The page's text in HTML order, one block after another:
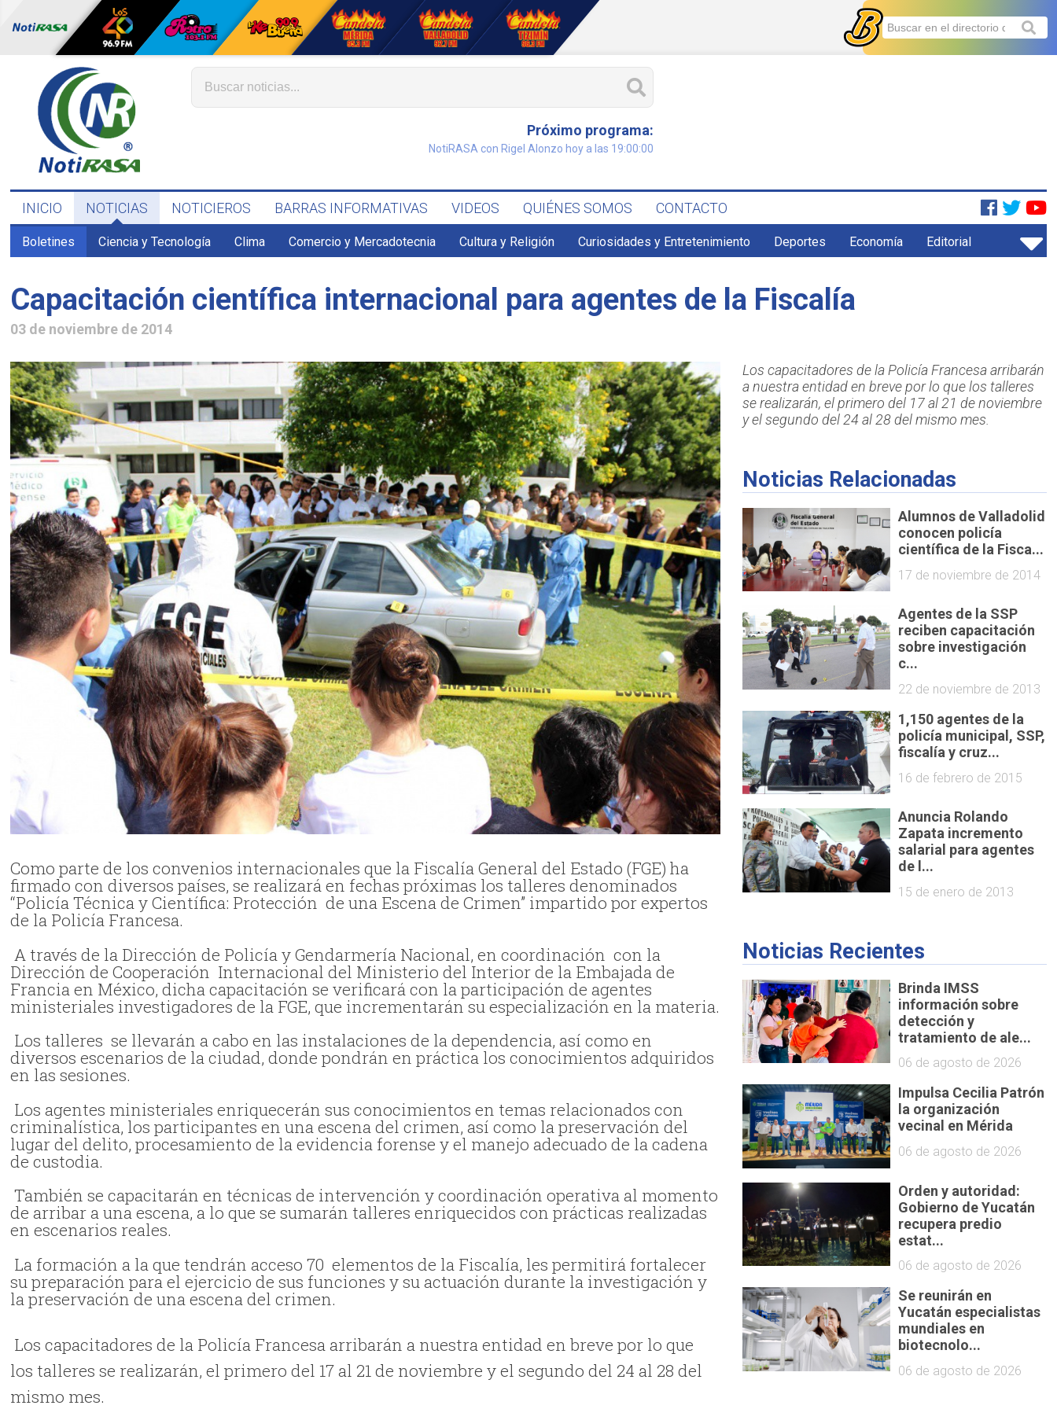
Próximo programa:
NotiRASA con Rigel Alonzo hoy a las 19:00:00
INICIO NOTICIAS NOTICIEROS BARRAS INFORMATIVAS VIDEOS QUIÉNES SOMOS CONTACTO
Boletines Ciencia y Tecnología Clima Comercio y Mercadotecnia Cultura y Religión Curiosidades y Entretenimiento Deportes Economía Editorial
Capacitación científica internacional para agentes de la Fiscalía
03 de noviembre de 2014
Como parte de los convenios internacionales que la Fiscalía General del Estado (FGE) ha
firmado con diversos países, se realizará en fechas próximas los talleres denominados
“Policía Técnica y Científica: Protección de una Escena de Crimen” impartido por expertos
de la Policía Francesa.
A través de la Dirección de Policía y Gendarmería Nacional, en coordinación con la
Dirección de Cooperación Internacional del Ministerio del Interior de la Embajada de
Francia en México, dicha capacitación se verificará con la participación de agentes
ministeriales investigadores de la FGE, que incrementarán su especialización en la materia.
Los talleres se llevarán a cabo en las instalaciones de la dependencia, así como en
diversos escenarios de la ciudad, donde pondrán en práctica los conocimientos adquiridos
en las sesiones.
Los agentes ministeriales enriquecerán sus conocimientos en temas relacionados con
criminalística, los participantes en una escena del crimen, así como la preservación del
lugar del delito, procesamiento de la evidencia forense y el manejo adecuado de la cadena
de custodia.
También se capacitarán en técnicas de intervención y coordinación operativa al momento
de arribar a una escena, a lo que se sumarán talleres enriquecidos con prácticas realizadas
en escenarios reales.
La formación a la que tendrán acceso 70 elementos de la Fiscalía, les permitirá fortalecer
su preparación para el ejercicio de sus funciones y su actuación durante la investigación y
la preservación de una escena del crimen.
Los capacitadores de la Policía Francesa arribarán a nuestra entidad en breve por lo que
los talleres se realizarán, el primero del 17 al 21 de noviembre y el segundo del 24 al 28 del
mismo mes.
Los capacitadores de la Policía Francesa arribarán
a nuestra entidad en breve por lo que los talleres
se realizarán, el primero del 17 al 21 de noviembre
y el segundo del 24 al 28 del mismo mes.
Noticias Relacionadas
Alumnos de Valladolid
conocen policía
científica de la Fisca...
17 de noviembre de 2014
Agentes de la SSP
reciben capacitación
sobre investigación
c...
22 de noviembre de 2013
1,150 agentes de la
policía municipal, SSP,
fiscalía y cruz...
16 de febrero de 2015
Anuncia Rolando
Zapata incremento
salarial para agentes
de l...
15 de enero de 2013
Noticias Recientes
Brinda IMSS
información sobre
detección y
tratamiento de ale...
06 de agosto de 2026
Impulsa Cecilia Patrón
la organización
vecinal en Mérida
06 de agosto de 2026
Orden y autoridad:
Gobierno de Yucatán
recupera predio
estat...
06 de agosto de 2026
Se reunirán en
Yucatán especialistas
mundiales en
biotecnolo...
06 de agosto de 2026